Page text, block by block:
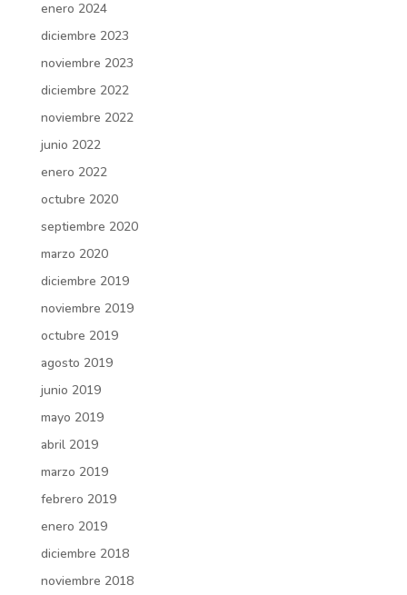
enero 2024
diciembre 2023
noviembre 2023
diciembre 2022
noviembre 2022
junio 2022
enero 2022
octubre 2020
septiembre 2020
marzo 2020
diciembre 2019
noviembre 2019
octubre 2019
agosto 2019
junio 2019
mayo 2019
abril 2019
marzo 2019
febrero 2019
enero 2019
diciembre 2018
noviembre 2018